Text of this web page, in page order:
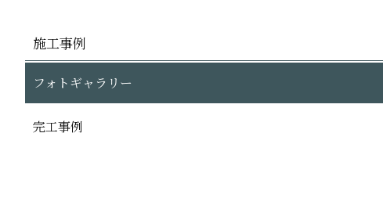
施工事例
フォトギャラリー
完工事例